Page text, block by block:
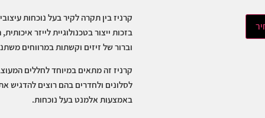
קרניז בין תקרה לקיר בעל נוכחות
בזכות ייצור בטכנולוגיית לייזר
וברור של זיזים וקשתות במרווחים
קרניז זה מתאים במיוחד לחללים
לסלונים ולחדרים בהם רוצים להדגיש
באמצעות אלמנט בעל נוכחות.